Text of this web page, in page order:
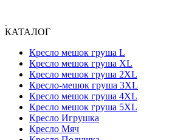
КАТАЛОГ
Кресло мешок груша L
Кресло мешок груша XL
Кресло мешок груша 2XL
Кресло-мешок груша 3XL
Кресло мешок груша 4XL
Кресло мешок груша 5XL
Кресло Игрушка
Кресло Мяч